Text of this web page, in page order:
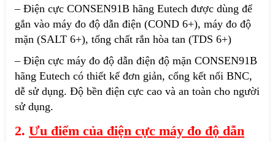
– Điện cực CONSEN91B hãng Eutech được dùng để
gắn vào máy đo độ dẫn điện (COND 6+), máy đo độ
mặn (SALT 6+), tổng chất rắn hòa tan (TDS 6+)
– Điện cực máy đo độ dẫn điện độ mặn CONSEN91B
hãng Eutech có thiết kế đơn giản, cổng kết nối BNC,
dễ sử dụng. Độ bền điện cực cao và an toàn cho người
sử dụng.
2. Ưu điểm của điện cực máy đo độ dẫn